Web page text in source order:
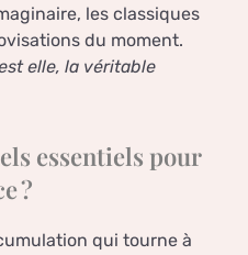
les classiques
du moment.
elle, la véritable
essentiels pour
?
qui tourne à